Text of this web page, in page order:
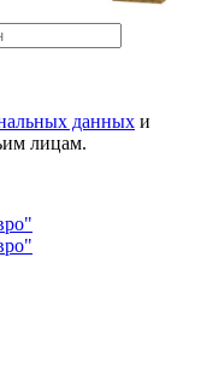
данных и
лицам.